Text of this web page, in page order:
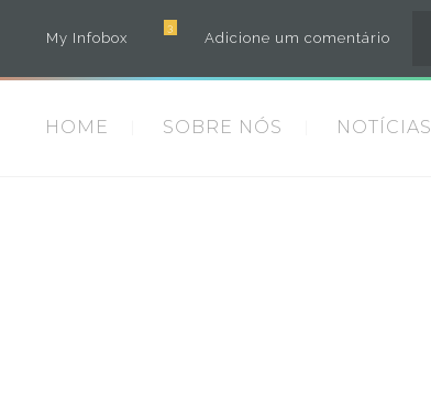
Adicione um comentário
3
My Infobox
HOME SOBRE NÓS NOTÍCIAS